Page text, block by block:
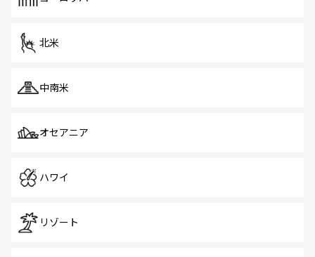
北米
中南米
オセアニア
ハワイ
リゾート